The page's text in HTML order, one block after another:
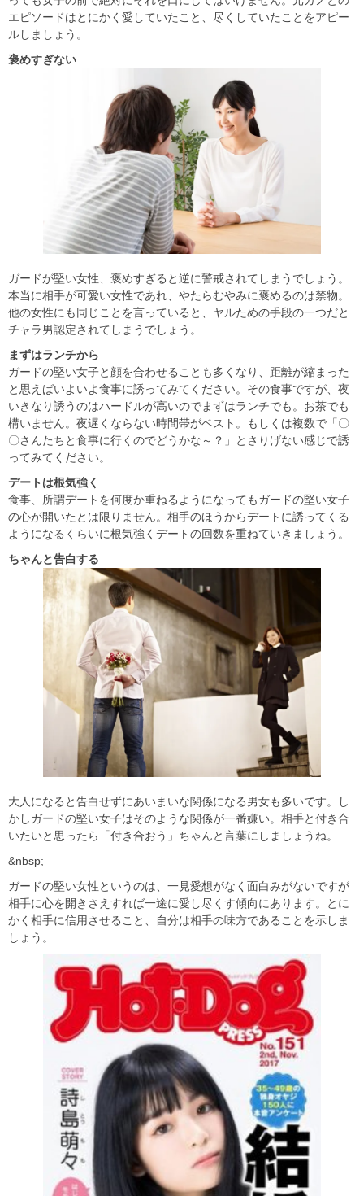
エピソードはとにかく愛していたこと、尽くしていたことをアピー
ルしましょう。
褒めすぎない
ガードが堅い女性、褒めすぎると逆に警戒されてしまうでしょう。
本当に相手が可愛い女性であれ、やたらむやみに褒めるのは禁物。
他の女性にも同じことを言っていると、ヤルための手段の一つだと
チャラ男認定されてしまうでしょう。
まずはランチから
ガードの堅い女子と顔を合わせることも多くなり、距離が縮まった
と思えばいよいよ食事に誘ってみてください。その食事ですが、夜
いきなり誘うのはハードルが高いのでまずはランチでも。お茶でも
構いません。夜遅くならない時間帯がベスト。もしくは複数で「〇
〇さんたちと食事に行くのでどうかな～？」とさりげない感じで誘
ってみてください。
デートは根気強く
食事、所謂デートを何度か重ねるようになってもガードの堅い女子
の心が開いたとは限りません。相手のほうからデートに誘ってくる
ようになるくらいに根気強くデートの回数を重ねていきましょう。
ちゃんと告白する
大人になると告白せずにあいまいな関係になる男女も多いです。し
かしガードの堅い女子はそのような関係が一番嫌い。相手と付き合
いたいと思ったら「付き合おう」ちゃんと言葉にしましょうね。
&nbsp;
ガードの堅い女性というのは、一見愛想がなく面白みがないですが
相手に心を開きさえすれば一途に愛し尽くす傾向にあります。とに
かく相手に信用させること、自分は相手の味方であることを示しま
しょう。